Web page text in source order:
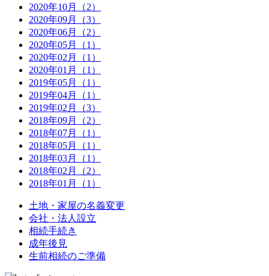
2020年10月（2）
2020年09月（3）
2020年06月（2）
2020年05月（1）
2020年02月（1）
2020年01月（1）
2019年05月（1）
2019年04月（1）
2019年02月（3）
2018年09月（2）
2018年07月（1）
2018年05月（1）
2018年03月（1）
2018年02月（2）
2018年01月（1）
土地・家屋の名義変更
会社・法人設立
相続手続き
成年後見
生前相続のご準備